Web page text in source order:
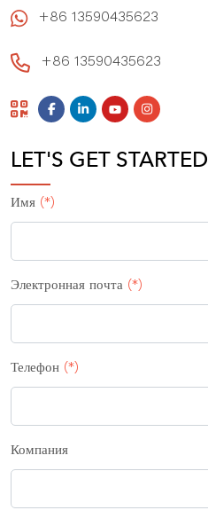
+86 13590435623
+86 13590435623
LET'S GET STARTED
Имя (*)
Электронная почта (*)
Телефон (*)
Компания